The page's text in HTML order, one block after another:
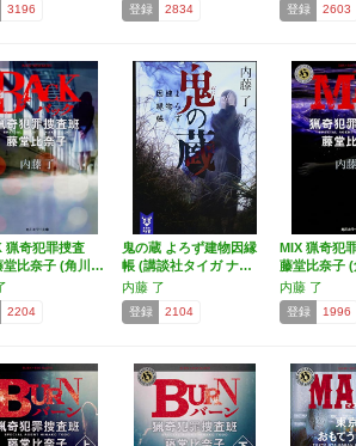
3196 登録 2834 登録 2603
猟奇犯罪捜査
堂比奈子 (角川…
2204
鬼の蔵 よろず建物因縁
帳 (講談社タイガ ナ…
内藤 了
登録 2104
MIX 猟奇犯
藤堂比奈子
内藤 了
登録 1996